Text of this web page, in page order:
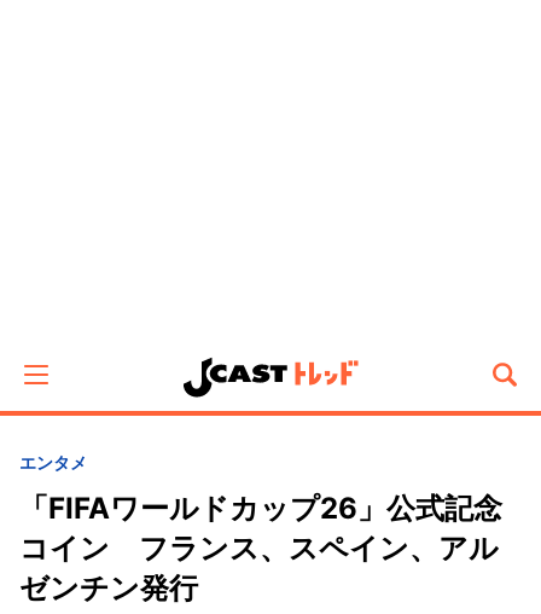
エンタメ
「FIFAワールドカップ26」公式記念
コイン フランス、スペイン、アル
ゼンチン発行